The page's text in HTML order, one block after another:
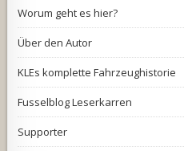
Worum geht es hier?
Über den Autor
KLEs komplette Fahrzeughistorie
Fusselblog Leserkarren
Supporter